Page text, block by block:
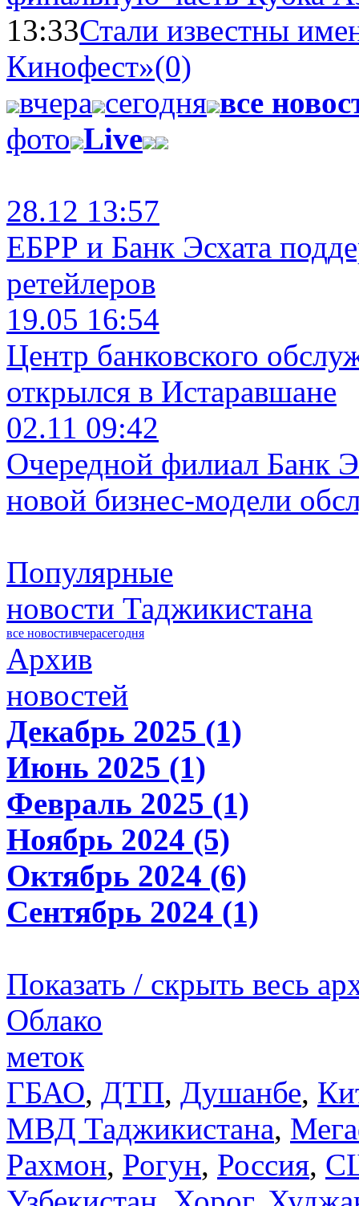
13:33Стали известны
Кинофест»(0)
вчера сегодня все
фото Live
28.12 13:57
ЕБРР и Банк Эсхата
ретейлеров
19.05 16:54
Центр банковского
открылся в Истаравшане
02.11 09:42
Очередной филиал Банк
новой бизнес-модели
Популярные
новости Таджикистана
все новостивчерасегодня
Архив
новостей
Декабрь 2025 (1)
Июнь 2025 (1)
Февраль 2025 (1)
Ноябрь 2024 (5)
Октябрь 2024 (6)
Сентябрь 2024 (1)
Показать / скрыть весь
Облако
меток
ГБАО, ДТП, Душанбе,
МВД Таджикистана,
Рахмон, Рогун, Россия,